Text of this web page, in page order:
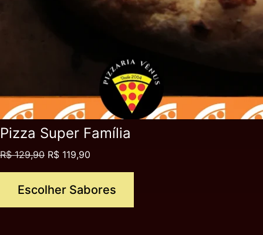
Pizza Super Família
R$129,90 R$ 119,90
Escolher Sabores